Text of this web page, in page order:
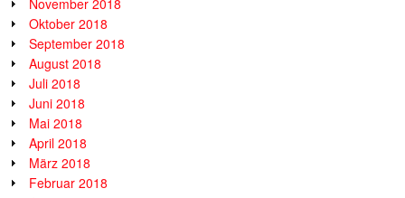
November 2018
Oktober 2018
September 2018
August 2018
Juli 2018
Juni 2018
Mai 2018
April 2018
März 2018
Februar 2018